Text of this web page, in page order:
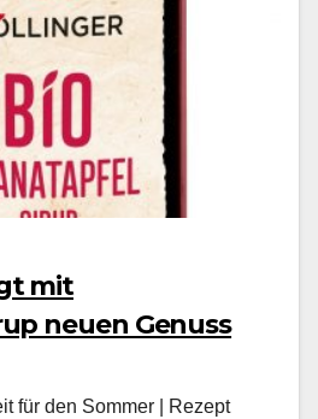
mit
neuen Genuss
für den Sommer | Rezept